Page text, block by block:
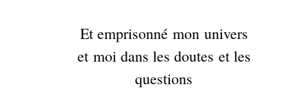
Et emprisonné mon univers
et moi dans les doutes et les
questions